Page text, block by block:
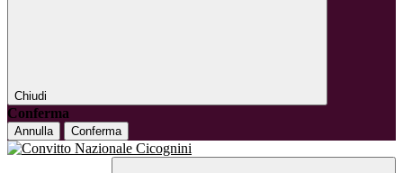
Chiudi
Conferma
Annulla Conferma